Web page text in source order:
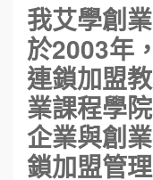
我艾學創
於2003年
連鎖加盟
業課程學
企業與創
鎖加盟管